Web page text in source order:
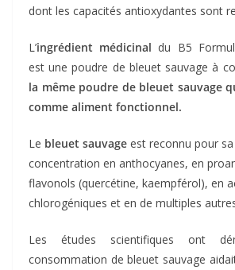
dont les capacités antioxydantes sont
L’ingrédient médicinal du B5
est une poudre de bleuet sauvage à
la même poudre de bleuet sauvage
comme aliment fonctionnel.
Le bleuet sauvage est reconnu pour
concentration en anthocyanes, en
flavonols (quercétine, kaempférol), en
chlorogéniques et en de multiples
Les études scientifiques ont
consommation de bleuet sauvage